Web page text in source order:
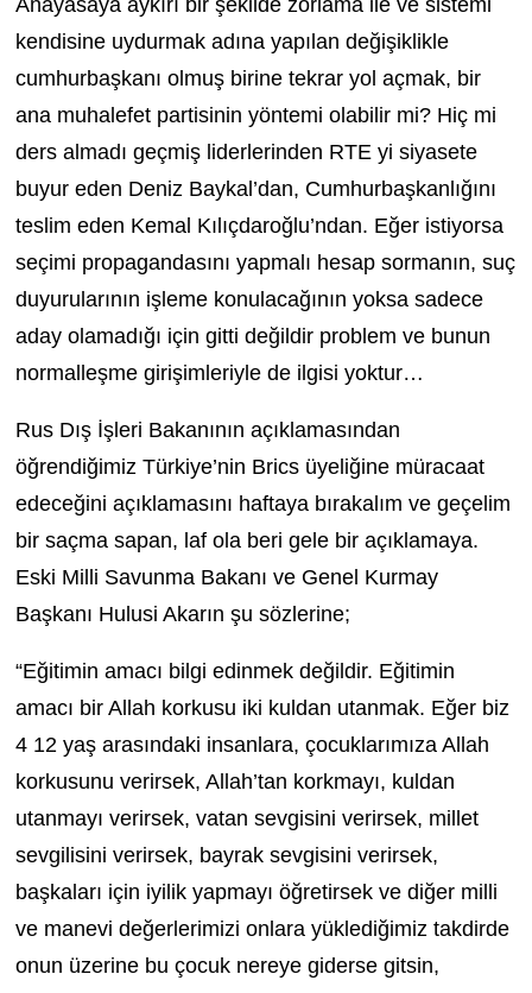
Anayasaya aykırı bir şekilde zorlama ile ve sistemi
kendisine uydurmak adına yapılan değişiklikle
cumhurbaşkanı olmuş birine tekrar yol açmak, bir
ana muhalefet partisinin yöntemi olabilir mi? Hiç mi
ders almadı geçmiş liderlerinden RTE yi siyasete
buyur eden Deniz Baykal’dan, Cumhurbaşkanlığını
teslim eden Kemal Kılıçdaroğlu’ndan. Eğer istiyorsa
seçimi propagandasını yapmalı hesap sormanın, suç
duyurularının işleme konulacağının yoksa sadece
aday olamadığı için gitti değildir problem ve bunun
normalleşme girişimleriyle de ilgisi yoktur…
Rus Dış İşleri Bakanının açıklamasından
öğrendiğimiz Türkiye’nin Brics üyeliğine müracaat
edeceğini açıklamasını haftaya bırakalım ve geçelim
bir saçma sapan, laf ola beri gele bir açıklamaya.
Eski Milli Savunma Bakanı ve Genel Kurmay
Başkanı Hulusi Akarın şu sözlerine;
“Eğitimin amacı bilgi edinmek değildir. Eğitimin
amacı bir Allah korkusu iki kuldan utanmak. Eğer biz
4 12 yaş arasındaki insanlara, çocuklarımıza Allah
korkusunu verirsek, Allah’tan korkmayı, kuldan
utanmayı verirsek, vatan sevgisini verirsek, millet
sevgilisini verirsek, bayrak sevgisini verirsek,
başkaları için iyilik yapmayı öğretirsek ve diğer milli
ve manevi değerlerimizi onlara yüklediğimiz takdirde
onun üzerine bu çocuk nereye giderse gitsin,